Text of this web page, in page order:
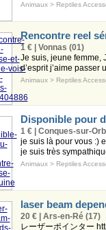
Animaux> Reptiles
Rencontre reel
1 € | Vonnas (01)
Je suis, jeune femme,
d’esprit j’aime passer
Animaux> Reptiles
Disponible pour
1 € | Conques-sur-
je suis là pour vous :)
je suis très
Animaux> Reptiles
laser beam
20 € | Ars-en-Ré (17)
レーザーポインター